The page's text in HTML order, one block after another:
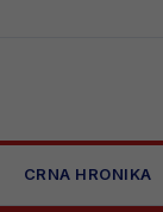
CRNA HRONIKA